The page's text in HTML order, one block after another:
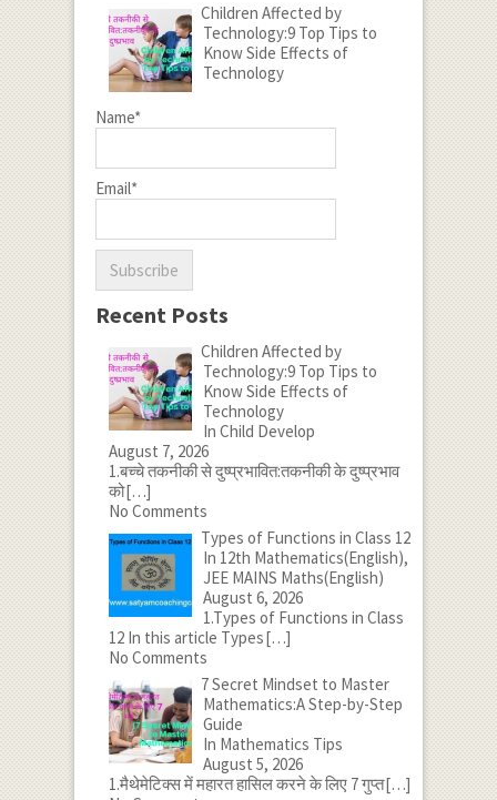
Children Affected by
Technology:9 Top Tips to
Know Side Effects of
Technology
Name*
Email*
Recent Posts
Children Affected by
Technology:9 Top Tips to
Know Side Effects of
Technology
In Child Develop
August 7, 2026
1.बच्चे तकनीकी से दुष्प्रभावित:तकनीकी के दुष्प्रभाव
को[…]
No Comments
Types of Functions in Class 12
In 12th Mathematics(English),
JEE MAINS Maths(English)
August 6, 2026
1.Types of Functions in Class
12 In this article Types[…]
No Comments
7 Secret Mindset to Master
Mathematics:A Step-by-Step
Guide
In Mathematics Tips
August 5, 2026
1.मैथेमेटिक्स में महारत हासिल करने के लिए 7 गुप्त[…]